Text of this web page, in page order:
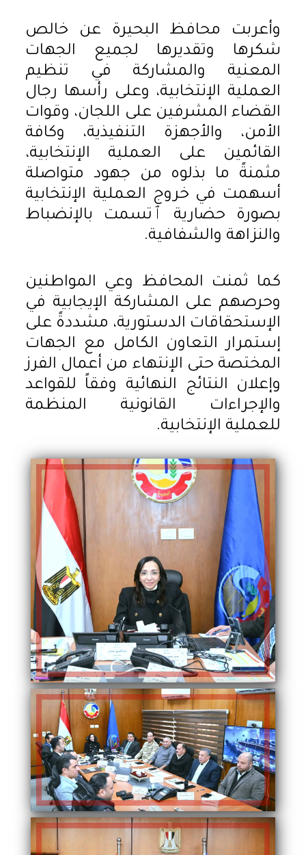
وأعربت محافظ البحيرة عن خالص
شكرها وتقديرها لجميع الجهات
المعنية والمشاركة في تنظيم
العملية الإنتخابية، وعلى رأسها رجال
القضاء المشرفين على اللجان، وقوات
الأمن، والأجهزة التنفيذية، وكافة
القائمين على العملية الإنتخابية،
مثمنةً ما بذلوه من جهود متواصلة
أسهمت في خروج العملية الإنتخابية
بصورة حضارية ٱتسمت بالإنضباط
والنزاهة والشفافية.
كما ثمنت المحافظ وعي المواطنين
وحرصهم على المشاركة الإيجابية في
الإستحقاقات الدستورية، مشددةً على
إستمرار التعاون الكامل مع الجهات
المختصة حتى الإنتهاء من أعمال الفرز
وإعلان النتائج النهائية وفقاً للقواعد
والإجراءات القانونية المنظمة
للعملية الإنتخابية.